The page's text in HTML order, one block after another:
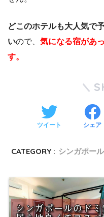
どこのホテルも大人気で
いので、 気になる宿があ
す。
ツイート シェア
CATEGORY : シンガポール